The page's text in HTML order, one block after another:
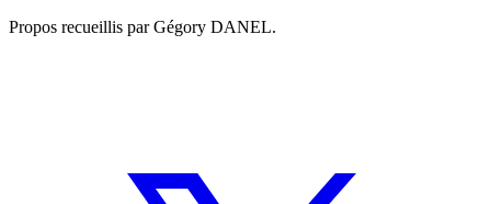
Propos recueillis par Gégory DANEL.